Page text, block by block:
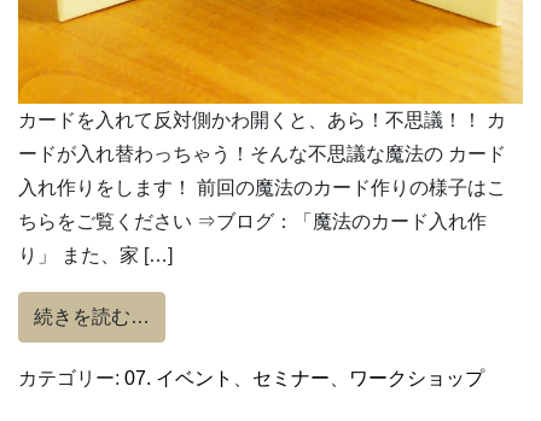
カードを入れて反対側かわ開くと、あら！不思議！！ カ
ードが入れ替わっちゃう！そんな不思議な魔法の カード
入れ作りをします！ 前回の魔法のカード作りの様子はこ
ちらをご覧ください ⇒ブログ：「魔法のカード入れ作
り」 また、家 […]
続きを読む…
カテゴリー: 07. イベント セミナー ワークショップ